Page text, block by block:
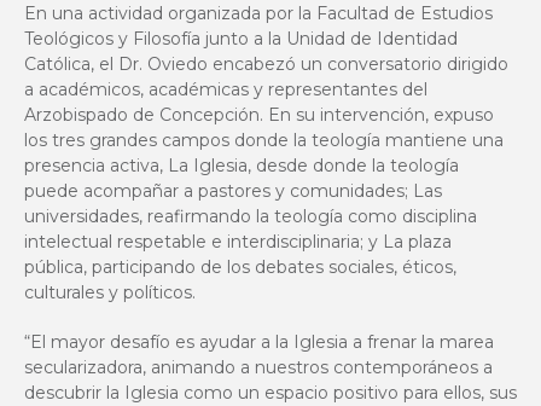
En una actividad organizada por la Facultad de Estudios
Teológicos y Filosofía junto a la Unidad de Identidad
Católica, el Dr. Oviedo encabezó un conversatorio dirigido
a académicos, académicas y representantes del
Arzobispado de Concepción. En su intervención, expuso
los tres grandes campos donde la teología mantiene una
presencia activa, La Iglesia, desde donde la teología
puede acompañar a pastores y comunidades; Las
universidades, reafirmando la teología como disciplina
intelectual respetable e interdisciplinaria; y La plaza
pública, participando de los debates sociales, éticos,
culturales y políticos.
“El mayor desafío es ayudar a la Iglesia a frenar la marea
secularizadora, animando a nuestros contemporáneos a
descubrir la Iglesia como un espacio positivo para ellos, sus